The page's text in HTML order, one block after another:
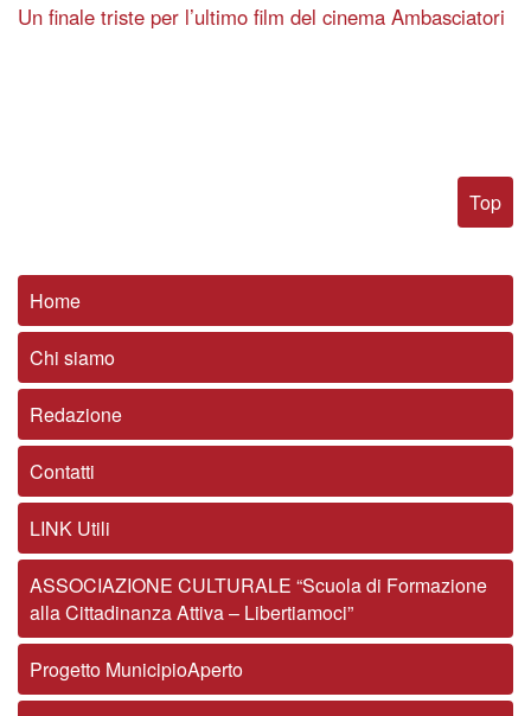
Un finale triste per l’ultimo film del cinema Ambasciatori
Top
Home
Chi siamo
Redazione
Contatti
LINK Utili
ASSOCIAZIONE CULTURALE “Scuola di Formazione
alla Cittadinanza Attiva – Libertiamoci”
Progetto MunicipioAperto